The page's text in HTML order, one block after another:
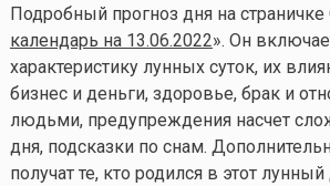
Подробный прогноз дня на страничке
календарь на 13.06.2022». Он
характеристику лунных суток, их
бизнес и деньги, здоровье, брак и
людьми, предупреждения насчет
дня, подсказки по снам.
получат те, кто родился в этот лунный